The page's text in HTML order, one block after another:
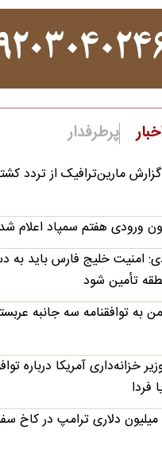
پرطرفدار
گزارش مارین‌ترافیک از تردد
ورودی هفتم سمپاد اعلام شد
امنیت خلیج فارس باید
تأمین شود
به توافقنامه سه جانبه
خزانه‌داری آمریکا درباره
فردا
پروژه ۴۰۰ میلیون دلاری ترامپ در